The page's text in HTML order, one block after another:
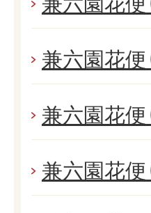
兼六園花
兼六園花
兼六園花